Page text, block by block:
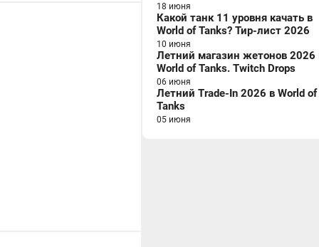
18 июня
Какой танк 11 уровня качать в
World of Tanks? Тир-лист 2026
10 июня
Летний магазин жетонов 2026
World of Tanks. Twitch Drops
06 июня
Летний Trade-In 2026 в World of
Tanks
05 июня